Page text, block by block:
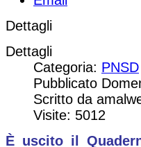
Dettagli
Dettagli
Categoria: PNSD
Pubblicato
Scritto da
Visite: 5012
È uscito il